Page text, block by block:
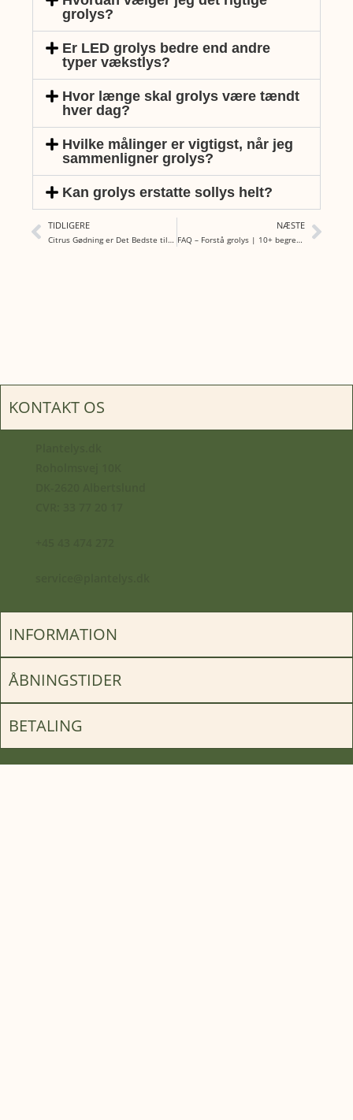
grolys?
Er LED grolys bedre end andre
typer vækstlys?
Hvor længe skal grolys være tændt
hver dag?
Hvilke målinger er vigtigst, når jeg
sammenligner grolys?
Kan grolys erstatte sollys helt?
TIDLIGERE
Citrus Gødning er Det Bedste til Citrustræer
NÆSTE
FAQ – Forstå grolys | 10+ begreber og termer
KONTAKT OS
INFORMATION
ÅBNINGSTIDER
BETALING